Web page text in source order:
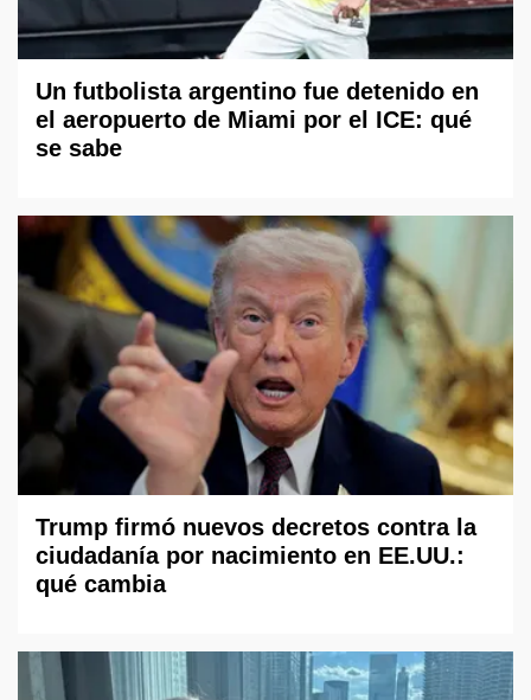
Un futbolista argentino fue detenido en
el aeropuerto de Miami por el ICE: qué
se sabe
Trump firmó nuevos decretos contra la
ciudadanía por nacimiento en EE.UU.:
qué cambia